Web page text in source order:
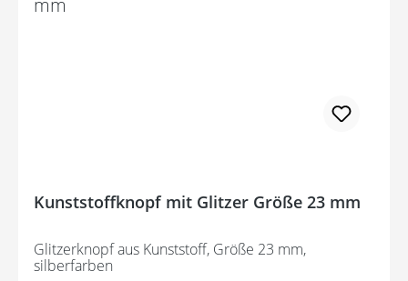
Kunststoffknopf mit Glitzer Größe 23 mm
Glitzerknopf aus Kunststoff, Größe 23 mm,
silberfarben